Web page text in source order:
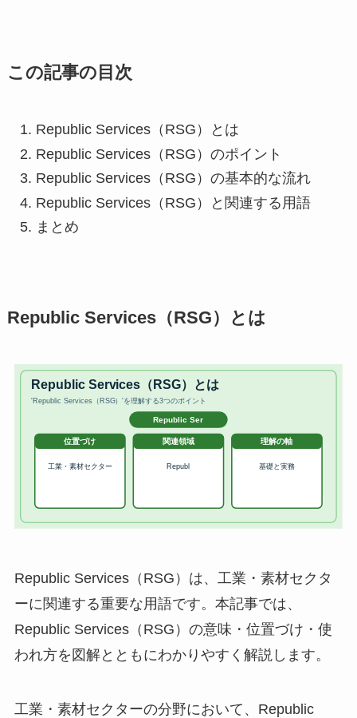
この記事の目次
Republic Services（RSG）とは
Republic Services（RSG）のポイント
Republic Services（RSG）の基本的な流れ
Republic Services（RSG）と関連する用語
まとめ
Republic Services（RSG）とは
Republic Services（RSG）は、工業・素材セクタ
ーに関連する重要な用語です。本記事では、
Republic Services（RSG）の意味・位置づけ・使
われ方を図解とともにわかりやすく解説します。
工業・素材セクターの分野において、Republic